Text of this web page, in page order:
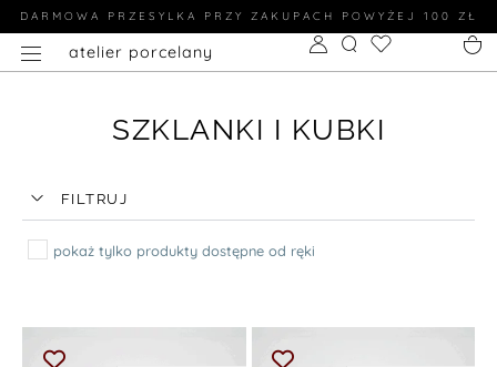
DARMOWA PRZESYLKA PRZY ZAKUPACH POWYŻEJ 100 ZŁ
atelier porcelany
SZKLANKI I KUBKI
FILTRUJ
pokaż tylko produkty dostępne od ręki